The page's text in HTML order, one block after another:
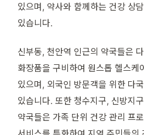
있으며, 약사와 함께하는 건강 상
있습니다.
신부동, 천안역 인근의 약국들은
화장품을 구비하여 원스톱 헬스케
있으며, 외국인 방문객을 위한 다
있습니다. 또한 청수지구, 신방지
약국들은 가족 단위 건강 관리 프